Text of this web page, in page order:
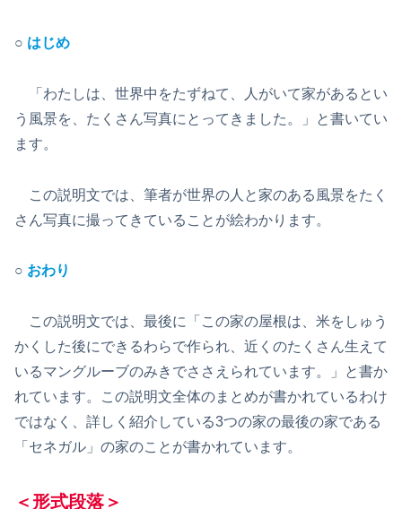
○ はじめ
「わたしは、世界中をたずねて、人がいて家があるとい
う風景を、たくさん写真にとってきました。」と書いてい
ます。
この説明文では、筆者が世界の人と家のある風景をたく
さん写真に撮ってきていることが絵わかります。
○ おわり
この説明文では、最後に「この家の屋根は、米をしゅう
かくした後にできるわらで作られ、近くのたくさん生えて
いるマングルーブのみきでささえられています。」と書か
れています。この説明文全体のまとめが書かれているわけ
ではなく、詳しく紹介している3つの家の最後の家である
「セネガル」の家のことが書かれています。
＜形式段落＞